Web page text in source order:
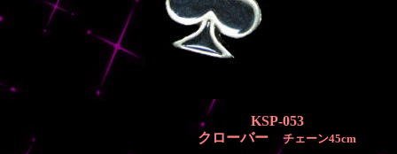
KSP-053
クローバー チェーン45cm